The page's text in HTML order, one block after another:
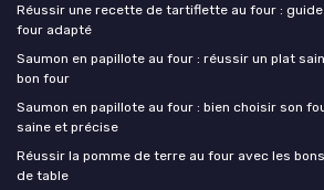
Réussir une recette de tartiflette au four :
four adapté
Saumon en papillote au four : réussir un plat
bon four
Saumon en papillote au four : bien choisir son
saine et précise
Réussir la pomme de terre au four avec les
de table